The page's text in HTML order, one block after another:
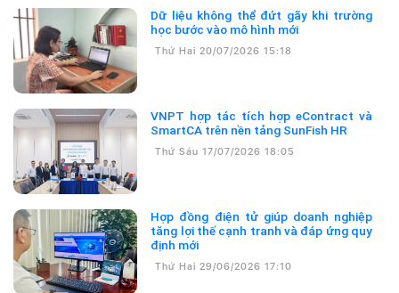
Dữ liệu không thể đứt gãy khi trường
học bước vào mô hình mới
Thứ Hai 20/07/2026 15:18
VNPT hợp tác tích hợp eContract và
SmartCA trên nền tảng SunFish HR
Thứ Sáu 17/07/2026 18:05
Hợp đồng điện tử giúp doanh nghiệp
tăng lợi thế cạnh tranh và đáp ứng quy
định mới
Thứ Hai 29/06/2026 17:10